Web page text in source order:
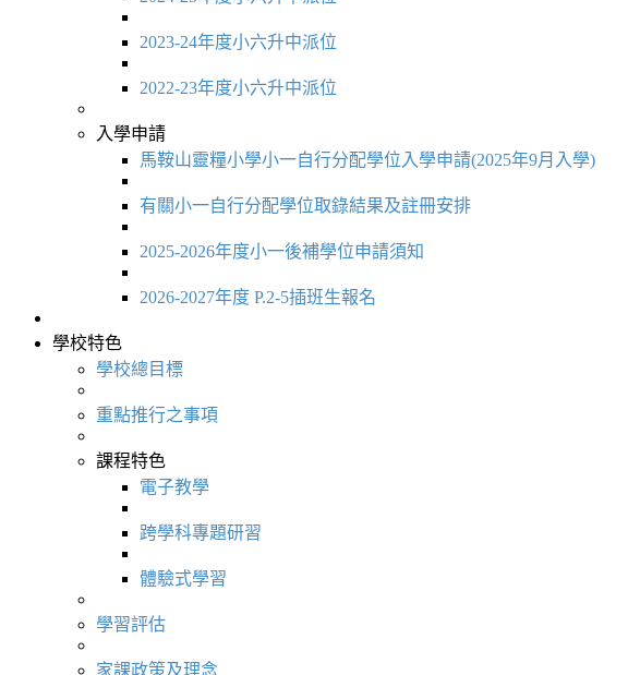
2023-24年度小六升中派位
2022-23年度小六升中派位
入學申請
馬鞍山靈糧小學小一自行分配學位入學申請(2025年9月入學)
有關小一自行分配學位取錄結果及註冊安排
2025-2026年度小一後補學位申請須知
2026-2027年度 P.2-5插班生報名
學校特色
學校總目標
重點推行之事項
課程特色
電子教學
跨學科專題研習
體驗式學習
學習評估
家課政策及理念